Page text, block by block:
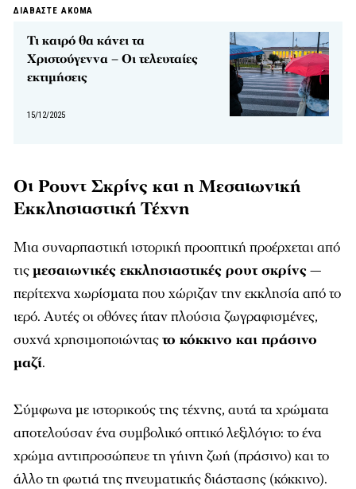
ΔΙΑΒΑΣΤΕ ΑΚΟΜΑ
Τι καιρό θα κάνει τα
Χριστούγεννα – Οι τελευταίες
εκτιμήσεις
15/12/2025
Οι Ρουντ Σκρίνς και η Μεσαιωνική
Εκκλησιαστική Τέχνη
Μια συναρπαστική ιστορική προοπτική προέρχεται από
τιςμεσαιωνικές εκκλησιαστικές ρουτ σκρίνς—
περίτεχνα χωρίσματα που χώριζαν την εκκλησία από το
ιερό. Αυτές οι οθόνες ήταν πλούσια ζωγραφισμένες,
συχνά χρησιμοποιώνταςτο κόκκινο και πράσινο
μαζί.
Σύμφωνα με ιστορικούς της τέχνης, αυτά τα χρώματα
αποτελούσαν ένα συμβολικό οπτικό λεξιλόγιο: το ένα
χρώμα αντιπροσώπευε τη γήινη ζωή (πράσινο) και το
άλλο τη φωτιά της πνευματικής διάστασης (κόκκινο).